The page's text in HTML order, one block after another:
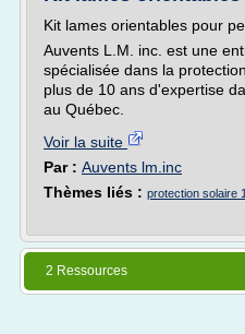
Kit lames orientables pour
Auvents L.M. inc. est une
spécialisée dans la
plus de 10 ans d'expertise
au Québec.
Voir la suite
Par : Auvents lm.inc
Thèmes liés : protection solaire
2 Ressources